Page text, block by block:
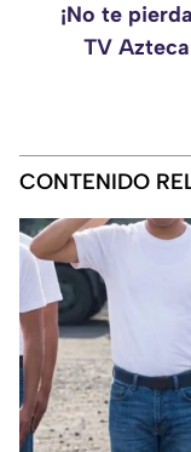
¡No te
TV
CONTENIDO